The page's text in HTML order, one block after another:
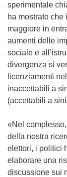
sperimentale
ha mostrato
maggiore in
aumenti delle
sociale e
divergenza si
licenziamenti
inaccettabili a
(accettabili a
«Nel
della nostra
elettori, i politici
elaborare una
discussione sui